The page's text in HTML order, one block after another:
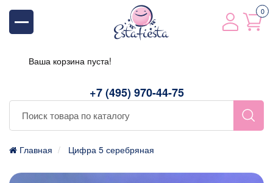
+7 (495) 970-44-75
0
Ваша корзина пуста!
Главная Цифра 5 серебряная